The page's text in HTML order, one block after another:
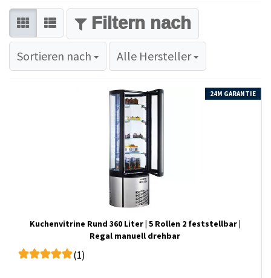
Sortieren nach
Sortieren nach Alle Hersteller
24M GARANTIE
Kuchenvitrine Rund 360 Liter | 5 Rollen 2 feststellbar |
Regal manuell drehbar
(1)